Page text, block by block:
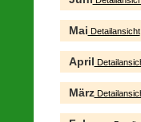
Mai Detailansicht
April
März